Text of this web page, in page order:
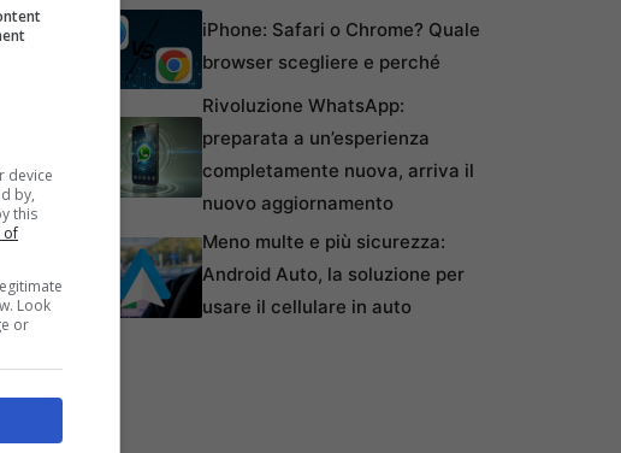
iPhone: Safari o Chrome? Quale
browser scegliere e perché
Rivoluzione WhatsApp:
preparata a un’esperienza
completamente nuova, arriva il
nuovo aggiornamento
Meno multe e più sicurezza:
Android Auto, la soluzione per
usare il cellulare in auto
device
by,
this
of
Look
or